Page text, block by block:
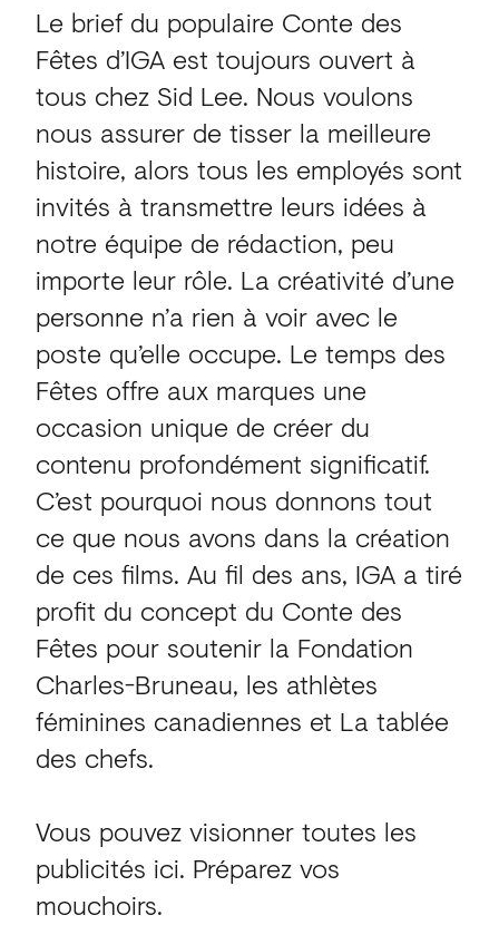
Le brief du populaire Conte des
Fêtes d’IGA est toujours ouvert à
tous chez Sid Lee. Nous voulons
nous assurer de tisser la meilleure
histoire, alors tous les employés sont
invités à transmettre leurs idées à
notre équipe de rédaction, peu
importe leur rôle. La créativité d’une
personne n’a rien à voir avec le
poste qu’elle occupe. Le temps des
Fêtes offre aux marques une
occasion unique de créer du
contenu profondément significatif.
C’est pourquoi nous donnons tout
ce que nous avons dans la création
de ces films. Au fil des ans, IGA a tiré
profit du concept du Conte des
Fêtes pour soutenir la Fondation
Charles-Bruneau, les athlètes
féminines canadiennes et La tablée
des chefs.
Vous pouvez visionner toutes les
publicités ici. Préparez vos
mouchoirs.